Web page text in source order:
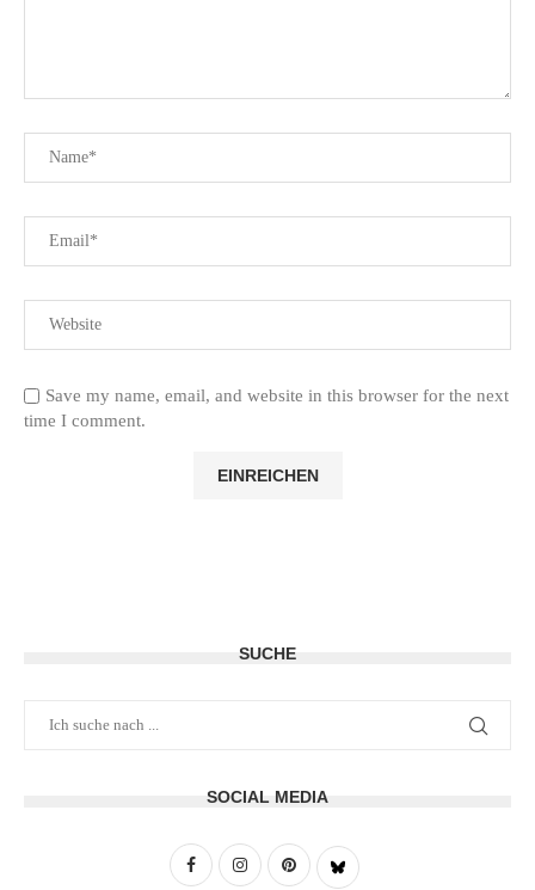
Save my name, email, and website in this browser for the next
time I comment.
SUCHE
SOCIAL MEDIA